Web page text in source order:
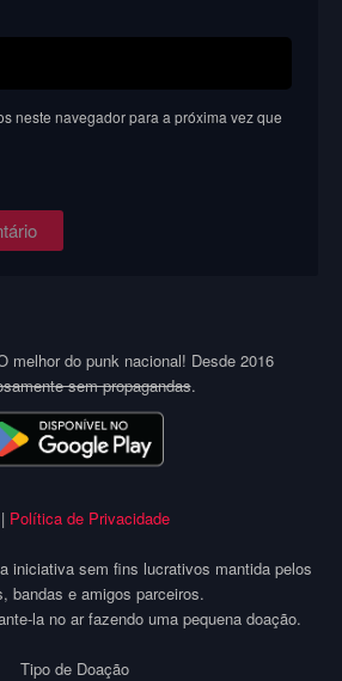
neste navegador para a próxima vez que
melhor do punk nacional! Desde 2016
sem propagandas.
Política de Privacidade
iniciativa sem fins lucrativos mantida pelos
bandas e amigos parceiros.
la no ar fazendo uma pequena doação.
Tipo de Doação